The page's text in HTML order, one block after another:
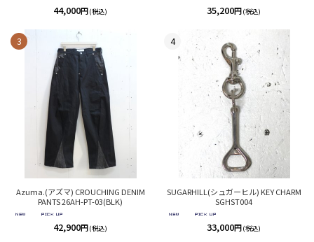
44,000円(税込) 35,200円(税込)
3
Azuma.(アズマ) CROUCHING DENIM
PANTS 26AH-PT-03(BLK)
42,900円(税込)
4
SUGARHILL(シュガーヒル) KEY CHARM
SGHST004
33,000円(税込)